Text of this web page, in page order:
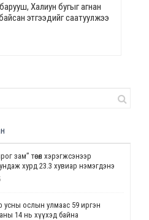
Халиун бугыг агнан
этгээдийг саатуулжээ
зам” төсөл хэрэгжсэнээр
дундаж хурд 23.3 хувиар нэмэгдэнэ
усны ослын улмаас 59 иргэн
14 нь хүүхэд байна